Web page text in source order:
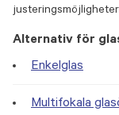
Alternativ för
Enkelglas
Multifokala